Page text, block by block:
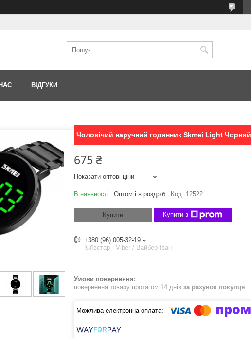
ВІДГУКИ
Чоловічий наручний годинник Skmei Light Чорний
675 ₴
Показати оптові ціни
В наявності Оптом і в роздріб Код: 12522
Купити Купити з
+380 (96) 005-32-19
Київстар - Viber / Вайбер Іван
повернення товару протягом 14 днів за рахунок покупця